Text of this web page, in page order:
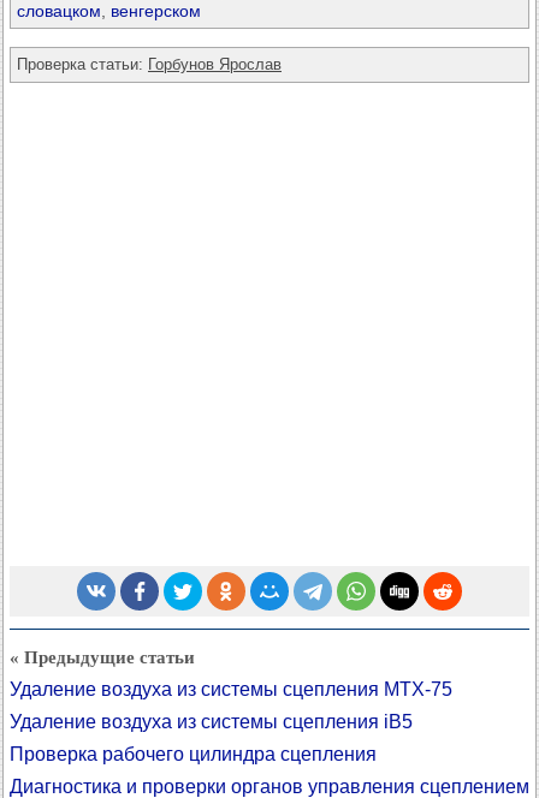
словацком
венгерском
Проверка статьи: Горбунов Ярослав
« Предыдущие статьи
Удаление воздуха из системы сцепления MTX-75
Удаление воздуха из системы сцепления iB5
Проверка рабочего цилиндра сцепления
Диагностика и проверки органов управления сцеплением